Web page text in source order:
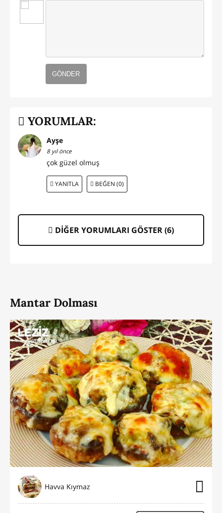
GÖNDER
YORUMLAR:
Ayşe
8 yıl önce
çok güzel olmuş
YANITLA BEĞEN (0)
DİĞER YORUMLARI GÖSTER (6)
Mantar Dolması
Havva Kıymaz